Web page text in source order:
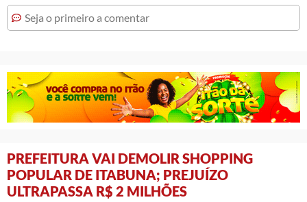
Seja o primeiro a comentar
PREFEITURA VAI DEMOLIR SHOPPING
POPULAR DE ITABUNA; PREJUÍZO
ULTRAPASSA R$ 2 MILHÕES